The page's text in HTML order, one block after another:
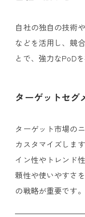
自社の独自の技術
などを活用し、競
とで、強力なPoD
ターゲットセグ
ターゲット市場の
カスタマイズしま
イン性やトレンド
頼性や使いやすさ
の戦略が重要です。